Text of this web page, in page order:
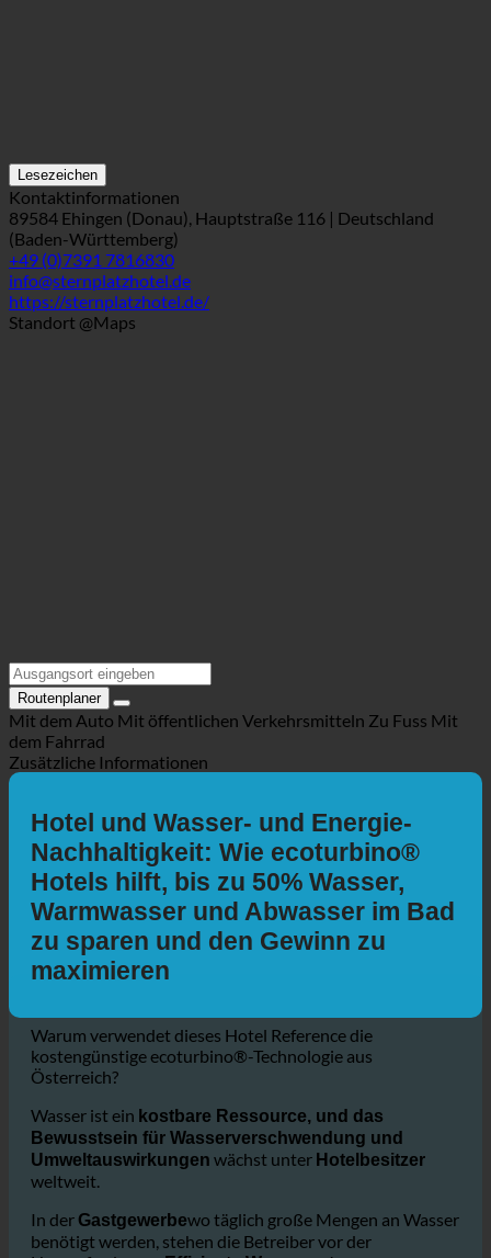
Lesezeichen
Kontaktinformationen
89584 Ehingen (Donau), Hauptstraße 116 | Deutschland
(Baden-Württemberg)
+49 (0)7391 7816830
info@sternplatzhotel.de
Routenplaner
Mit dem AutoMit öffentlichen VerkehrsmittelnZu FussMit
Zusätzliche Informationen
Hotel und Wasser- und Energie-
Nachhaltigkeit: Wie ecoturbino®
Hotels hilft, bis zu 50% Wasser,
Warmwasser und Abwasser im Bad
maximieren
Warum verwendet dieses Hotel Reference die
kostengünstige ecoturbino®-Technologie aus
Österreich?
Wasser ist einkostbare Ressource, und das
Bewusstsein für Wasserverschwendung und
Umweltauswirkungen
wächst unter Hotelbesitzer
weltweit.